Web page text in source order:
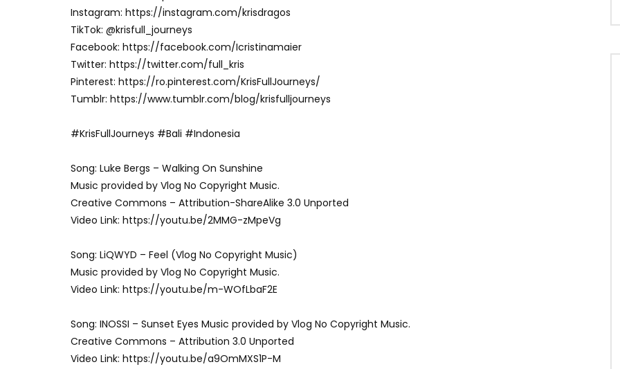
Instagram: https://instagram.com/krisdragos
TikTok: @krisfull_journeys
Facebook: https://facebook.com/Icristinamaier
Twitter: https://twitter.com/full_kris
Pinterest: https://ro.pinterest.com/KrisFullJourneys/
Tumblr: https://www.tumblr.com/blog/krisfulljourneys
#KrisFullJourneys #Bali #Indonesia
Song: Luke Bergs – Walking On Sunshine
Music provided by Vlog No Copyright Music.
Creative Commons – Attribution-ShareAlike 3.0 Unported
Video Link: https://youtu.be/2MMG-zMpeVg
Song: LiQWYD – Feel (Vlog No Copyright Music)
Music provided by Vlog No Copyright Music.
Video Link: https://youtu.be/m-WOfLbaF2E
Song: INOSSI – Sunset Eyes Music provided by Vlog No Copyright Music.
Creative Commons – Attribution 3.0 Unported
Video Link: https://youtu.be/a9OmMXS1P-M